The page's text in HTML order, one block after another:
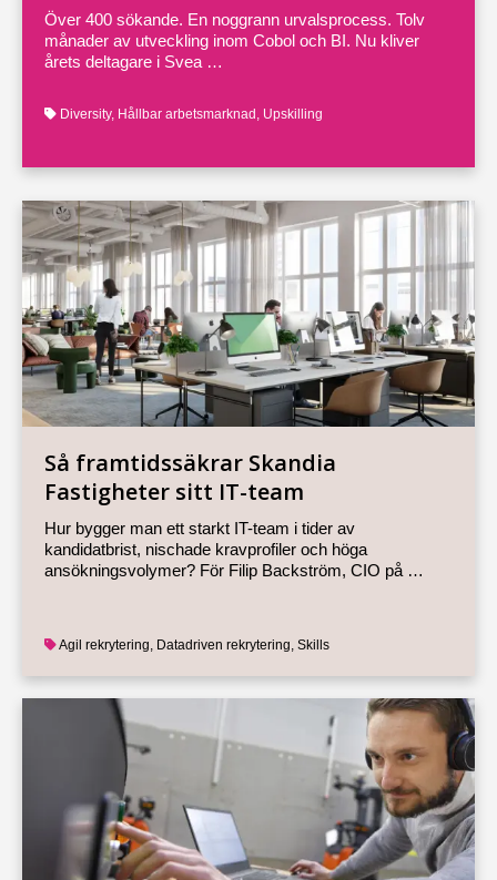
Över 400 sökande. En noggrann urvalsprocess. Tolv
månader av utveckling inom Cobol och BI. Nu kliver
årets deltagare i Svea …
Diversity, Hållbar arbetsmarknad , Upskilling
Så framtidssäkrar Skandia
Fastigheter sitt IT-team
Hur bygger man ett starkt IT-team i tider av
kandidatbrist, nischade kravprofiler och höga
ansökningsvolymer? För Filip Backström, CIO på …
Agil rekrytering, Datadriven rekrytering, Skills